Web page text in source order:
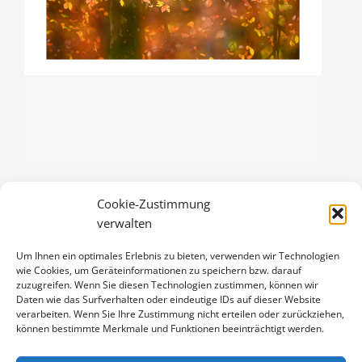
Cookie-Zustimmung
verwalten
Um Ihnen ein optimales Erlebnis zu bieten, verwenden wir Technologien
wie Cookies, um Geräteinformationen zu speichern bzw. darauf
zuzugreifen. Wenn Sie diesen Technologien zustimmen, können wir
Daten wie das Surfverhalten oder eindeutige IDs auf dieser Website
verarbeiten. Wenn Sie Ihre Zustimmung nicht erteilen oder zurückziehen,
können bestimmte Merkmale und Funktionen beeinträchtigt werden.
HERBSTLAUB
Enthält 19% Mwst.
Versand
Klappkarte DIN A6 (105 x 148 mm), mit Originalfoto (ca. 90 x 130
mm) und Umschlag
HERBSTLAUB